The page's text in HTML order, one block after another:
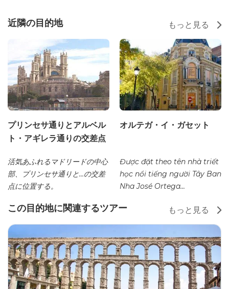
近隣の目的地 もっと見る
プリンセサ通りとアルベル
ト・アギレラ通りの交差点
活気あふれるマドリードの中心
部、プリンセサ通りと…の交差
点に位置する。
オルテガ・イ・ガセット
Được đặt theo tên nhà triết
học nổi tiếng người Tây Ban
Nha José Ortega...
この目的地に関連するツアー もっと見る